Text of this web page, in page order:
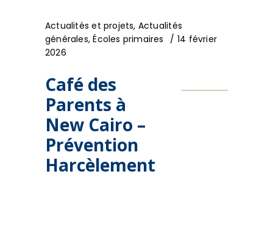
Actualités et projets, Actualités
générales,Écoles primaires
14 février
2026
Café des
Parents à
New Cairo –
Prévention
Harcèlement